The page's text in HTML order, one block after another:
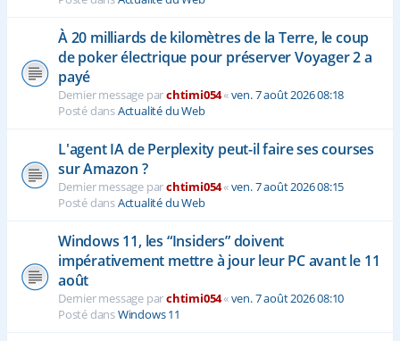
À 20 milliards de kilomètres de la Terre, le coup
de poker électrique pour préserver Voyager 2 a
payé
Dernier message parchtimi054«ven. 7 août 2026 08:18
Posté dansActualité du Web
L'agent IA de Perplexity peut-il faire ses courses
sur Amazon ?
Dernier message parchtimi054«ven. 7 août 2026 08:15
Posté dansActualité du Web
Windows 11, les “Insiders” doivent
impérativement mettre à jour leur PC avant le 11
août
Dernier message parchtimi054«ven. 7 août 2026 08:10
Posté dansWindows 11